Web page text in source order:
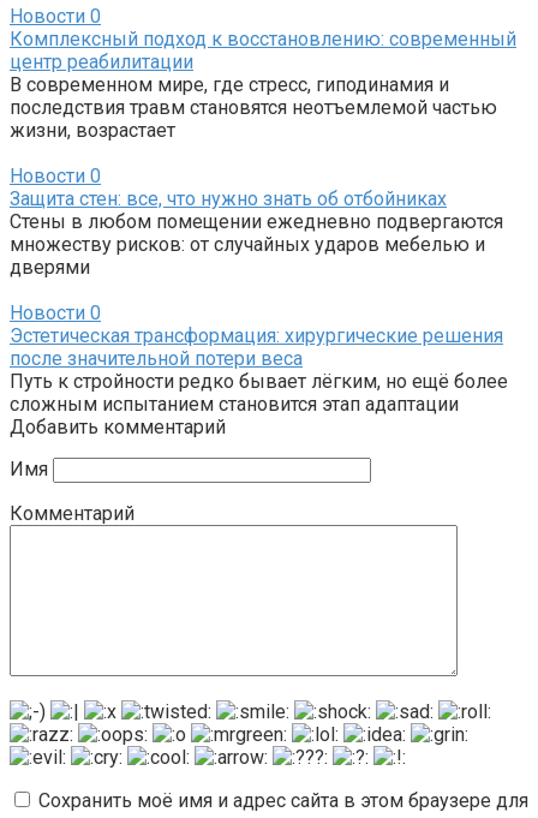
Новости 0
Комплексный подход к восстановлению: современный
центр реабилитации
В современном мире, где стресс, гиподинамия и
последствия травм становятся неотъемлемой частью
жизни, возрастает
Новости 0
Защита стен: все, что нужно знать об отбойниках
Стены в любом помещении ежедневно подвергаются
множеству рисков: от случайных ударов мебелью и
дверями
Новости 0
Эстетическая трансформация: хирургические решения
после значительной потери веса
Путь к стройности редко бывает лёгким, но ещё более
сложным испытанием становится этап адаптации
Добавить комментарий
Имя
Комментарий
Сохранить моё имя и адрес сайта в этом браузере для